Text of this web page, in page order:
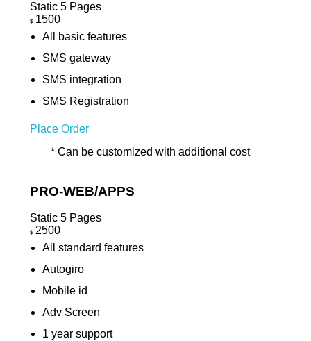
Static 5 Pages
$ 1500
All basic features
SMS gateway
SMS integration
SMS Registration
Place Order
* Can be customized with additional cost
PRO-WEB/APPS
Static 5 Pages
$ 2500
All standard features
Autogiro
Mobile id
Adv Screen
1 year support